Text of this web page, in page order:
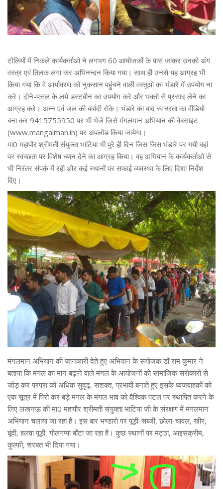
टोलियों में निकले कार्यकर्ताओ ने लगभग 60 आयोजकों के पास जाकर उनको अंग
वस्त्र एवं तिलक लगा कर अभिनन्दन किया गया। साथ ही उनसे यह आग्रह भी
किया गया कि वे आर्यावरण को नुकसान पहुंचने वाली वस्तुओ का भंडारे में उपयोग ना
करे। दोने-पत्तल के लये डस्टबीन का उपयोग करे और भक्तो से प्रसाद लेने का
आग्रह करे। अन्न एवं जल की बर्बादी रोके। भंडारे का बाद स्वच्छता का वीडियो
बना कर 9415755950 पर भी भेजे जिसे मंगलमान अभियान की वेबसाइट
(www.mangalman.in) पर अपलोड किया जायेगा।
मा0 महापौर श्रीमती संयुक्ता भाटिया भी पुरे ही दिन जिस जिस भंडारे पर गयी वहां
पर स्वच्छता पर विशेष ध्यान देने का आग्रह किया। वह अभियान के कार्यकर्ताओ से
भी निरंतर संपर्क में रही और कई स्थानों पर सफाई व्यवस्था के लिए दिशा निर्देश
दिए।
मंगलमान अभियान की जानकारी देते हुए अभियान के संयोजक डॉ राम कुमार ने
बताया कि मंगल का मान बढ़ाने वाले मंगल के आयोजनों को सामाजिक सरोकारों से
जोड़ कर परंपरा को अधिक सुदृढ़, सशक्त, प्रभावी बनाते हुए इसके ध्वजवाहकों को
एक सूत्र में पिरो कर बड़े मंगल के मंगल भाव को वैश्विक पटल पर स्थापित करने के
लिए लखनऊ की मा0 महापौर श्रीमती संयुक्ता भाटिया जी के संरक्षण में मंगलमान
अभियान चलाया जा रहा है। इस बार भण्डारो पर पूड़ी-सब्जी, छोला-चावल, खीर,
बूंदी, हलवा पूड़ी, गोलगप्पा बाँटा जा रहा है। कुछ स्थानों पर मट्ठा, आइसक्रीम,
कुल्फी, शरबत भी दिया गया।